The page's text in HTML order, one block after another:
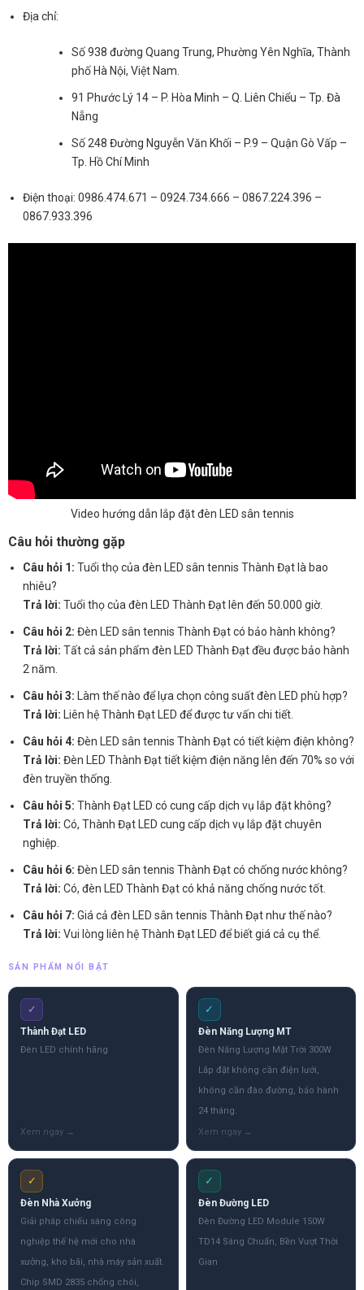
Địa chỉ:
Số 938 đường Quang Trung, Phường Yên Nghĩa, Thành
phố Hà Nội, Việt Nam.
91 Phước Lý 14 – P. Hòa Minh – Q. Liên Chiểu – Tp. Đà
Nẵng
Số 248 Đường Nguyễn Văn Khối – P.9 – Quận Gò Vấp –
Tp. Hồ Chí Minh
Điện thoại: 0986.474.671 – 0924.734.666 – 0867.224.396 –
0867.933.396
Video hướng dẫn lắp đặt đèn LED sân tennis
Câu hỏi thường gặp
Câu hỏi 1: Tuổi thọ của đèn LED sân tennis Thành Đạt là bao
nhiêu?
Trả lời: Tuổi thọ của đèn LED Thành Đạt lên đến 50.000 giờ.
Câu hỏi 2: Đèn LED sân tennis Thành Đạt có bảo hành không?
Trả lời: Tất cả sản phẩm đèn LED Thành Đạt đều được bảo hành
2 năm.
Câu hỏi 3: Làm thế nào để lựa chọn công suất đèn LED phù hợp?
Trả lời: Liên hệ Thành Đạt LED để được tư vấn chi tiết.
Câu hỏi 4: Đèn LED sân tennis Thành Đạt có tiết kiệm điện không?
Trả lời: Đèn LED Thành Đạt tiết kiệm điện năng lên đến 70% so với
đèn truyền thống.
Câu hỏi 5: Thành Đạt LED có cung cấp dịch vụ lắp đặt không?
Trả lời: Có, Thành Đạt LED cung cấp dịch vụ lắp đặt chuyên
nghiệp.
Câu hỏi 6: Đèn LED sân tennis Thành Đạt có chống nước không?
Trả lời: Có, đèn LED Thành Đạt có khả năng chống nước tốt.
Câu hỏi 7: Giá cả đèn LED sân tennis Thành Đạt như thế nào?
Trả lời: Vui lòng liên hệ Thành Đạt LED để biết giá cả cụ thể.
SẢN PHẨM NỔI BẬT
✓
Thành Đạt LED
Đèn LED chính hãng
✓
Đèn Năng Lượng MT
Đèn Năng Lượng Mặt Trời 300W
Lắp đặt không cần điện lưới,
không cần đào đường, bảo hành
24 tháng.
✓
Đèn Nhà Xưởng
Giải pháp chiếu sáng công
nghiệp thế hệ mới cho nhà
xưởng, kho bãi, nhà máy sản xuất.
Chip SMD 2835 chống chói,
✓
Đèn Đường LED
Đèn Đường LED Module 150W
TD14 Sáng Chuẩn, Bền Vượt Thời
Gian